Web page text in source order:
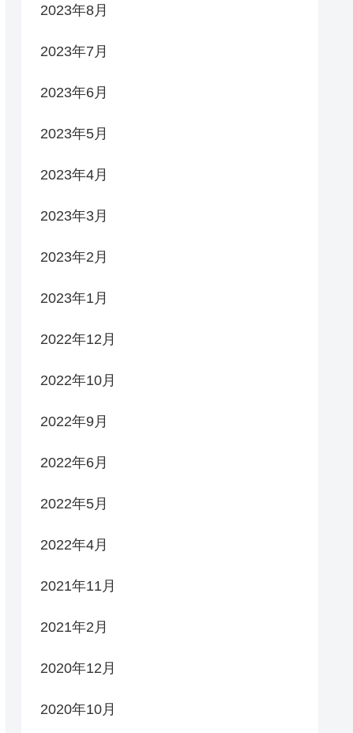
2023年8月
2023年7月
2023年6月
2023年5月
2023年4月
2023年3月
2023年2月
2023年1月
2022年12月
2022年10月
2022年9月
2022年6月
2022年5月
2022年4月
2021年11月
2021年2月
2020年12月
2020年10月